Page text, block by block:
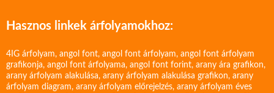
Hasznos linkek árfolyamokhoz:
4IG árfolyam, angol font, angol font árfolyam, angol font árfolyam
grafikonja, angol font árfolyama, angol font forint, arany ára grafikon,
arany árfolyam alakulása, arany árfolyam alakulása grafikon, arany
árfolyam diagram, arany árfolyam előrejelzés, arany árfolyam éves